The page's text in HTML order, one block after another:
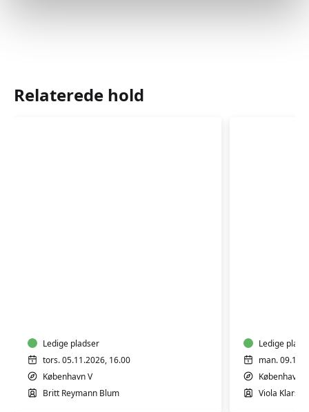
Relaterede hold
Ledige pladser
tors. 05.11.2026, 16.00
København V
Britt Reymann Blum
Ledige
man.
København V
Viola